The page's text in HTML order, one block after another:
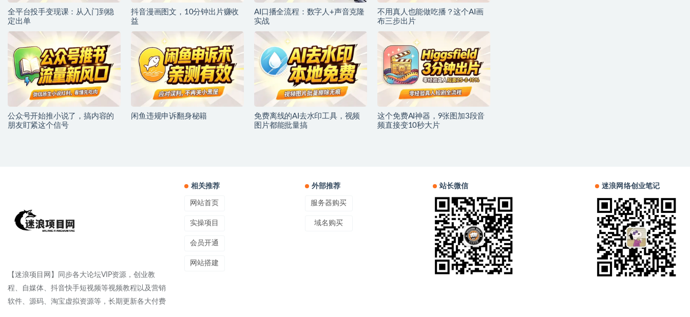
全平台投手变现课：从入门到稳
定出单
抖音漫画图文，10分钟出片赚收
益
AI口播全流程：数字人+声音克隆
实战
不用真人也能做吃播？这个AI画
布三步出片
公众号开始推小说了，搞内容的
朋友盯紧这个信号
闲鱼违规申诉翻身秘籍
免费离线的AI去水印工具，视频
图片都能批量搞
这个免费AI神器，9张图加3段音
频直接变10秒大片
【迷浪项目网】同步各大论坛VIP资源，创业教
程、自媒体、抖音快手短视频等视频教程以及营销
软件、源码、淘宝虚拟资源等，长期更新各大付费
相关推荐
网站首页
实操项目
会员开通
网站搭建
外部推荐
服务器购买
域名购买
站长微信 迷浪网络创业笔记